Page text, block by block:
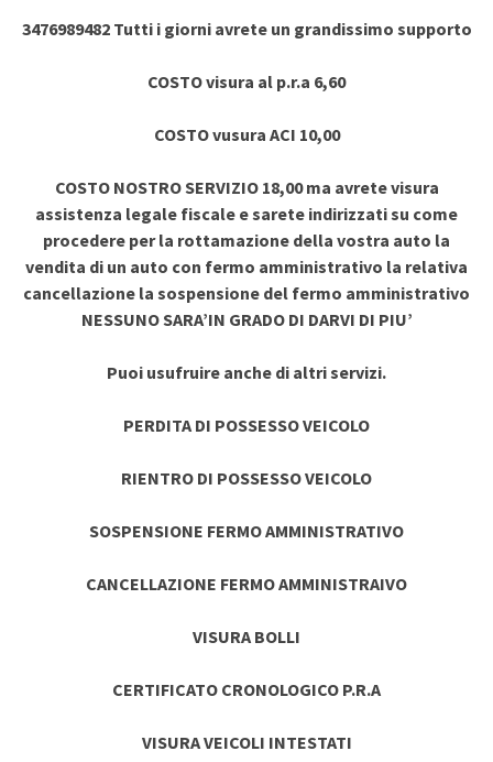
3476989482 Tutti i giorni avrete un grandissimo supporto
COSTO visura al p.r.a 6,60
COSTO vusura ACI 10,00
COSTO NOSTRO SERVIZIO 18,00 ma avrete visura
assistenza legale fiscale e sarete indirizzati su come
procedere per la rottamazione della vostra auto la
vendita di un auto con fermo amministrativo la relativa
cancellazione la sospensione del fermo amministrativo
NESSUNO SARA’IN GRADO DI DARVI DI PIU’
Puoi usufruire anche di altri servizi.
PERDITA DI POSSESSO VEICOLO
RIENTRO DI POSSESSO VEICOLO
SOSPENSIONE FERMO AMMINISTRATIVO
CANCELLAZIONE FERMO AMMINISTRAIVO
VISURA BOLLI
CERTIFICATO CRONOLOGICO P.R.A
VISURA VEICOLI INTESTATI